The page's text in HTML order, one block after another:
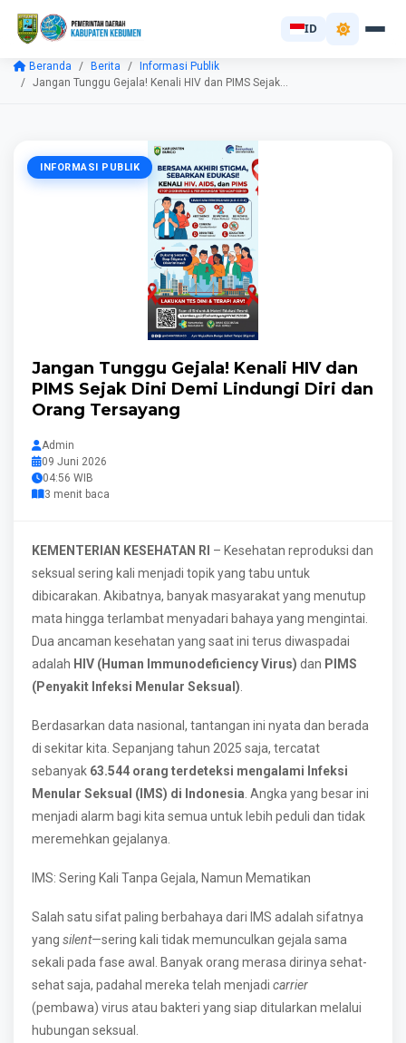
ID
Beranda Berita
Informasi Publik
Jangan Tunggu Gejala! Kenali HIV dan PIMS Sejak...
INFORMASI PUBLIK
Jangan Tunggu Gejala! Kenali HIV dan
PIMS Sejak Dini Demi Lindungi Diri dan
Orang Tersayang
Admin
09 Juni 2026
04:56 WIB
3 menit baca
KEMENTERIAN KESEHATAN RI – Kesehatan reproduksi dan
seksual sering kali menjadi topik yang tabu untuk
dibicarakan. Akibatnya, banyak masyarakat yang menutup
mata hingga terlambat menyadari bahaya yang mengintai.
Dua ancaman kesehatan yang saat ini terus diwaspadai
adalah HIV (Human Immunodeficiency Virus) dan PIMS
(Penyakit Infeksi Menular Seksual)
Berdasarkan data nasional, tantangan ini nyata dan berada
di sekitar kita. Sepanjang tahun 2025 saja, tercatat
sebanyak 63.544 orang terdeteksi mengalami Infeksi
Menular Seksual (IMS) di Indonesia . Angka yang besar ini
menjadi alarm bagi kita semua untuk lebih peduli dan tidak
meremehkan gejalanya.
IMS: Sering Kali Tanpa Gejala, Namun Mematikan
Salah satu sifat paling berbahaya dari IMS adalah sifatnya
yang silent—sering kali tidak memunculkan gejala sama
sekali pada fase awal. Banyak orang merasa dirinya sehat-
sehat saja, padahal mereka telah menjadi carrier
(pembawa) virus atau bakteri yang siap ditularkan melalui
hubungan seksual.